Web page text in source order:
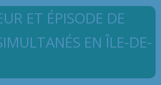
ET ÉPISODE DE
EN ÎLE-DE-